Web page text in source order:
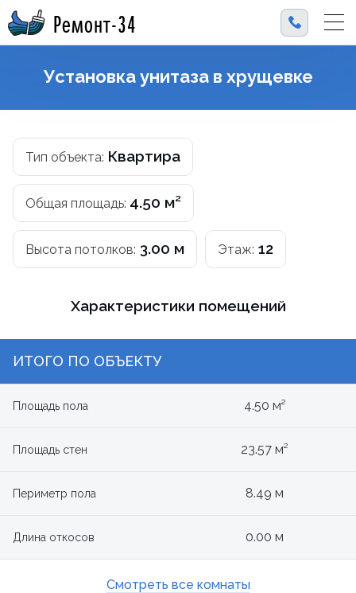
Ремонт-34
Установка унитаза в хрущевке
Тип объекта: Квартира
Общая площадь: 4.50 м²
Высота потолков: 3.00 м Этаж: 12
Характеристики помещений
ИТОГО ПО ОБЪЕКТУ
Площадь пола 4.50 м²
Площадь стен 23.57 м²
Периметр пола 8.49 м
Длина откосов 0.00 м
Смотреть все комнаты